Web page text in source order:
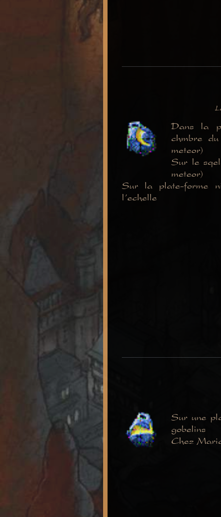
Dans la
chmbre
meteor)
Sur le
meteor)
Sur la plate-forme
l'echelle
Sur une
gobelins
Chez